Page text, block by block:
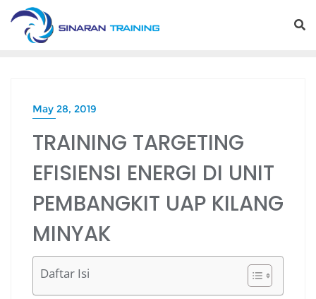
Skip
content
May 28, 2019
TRAINING TARGETING
EFISIENSI ENERGI DI UNIT
PEMBANGKIT UAP KILANG
MINYAK
Daftar Isi